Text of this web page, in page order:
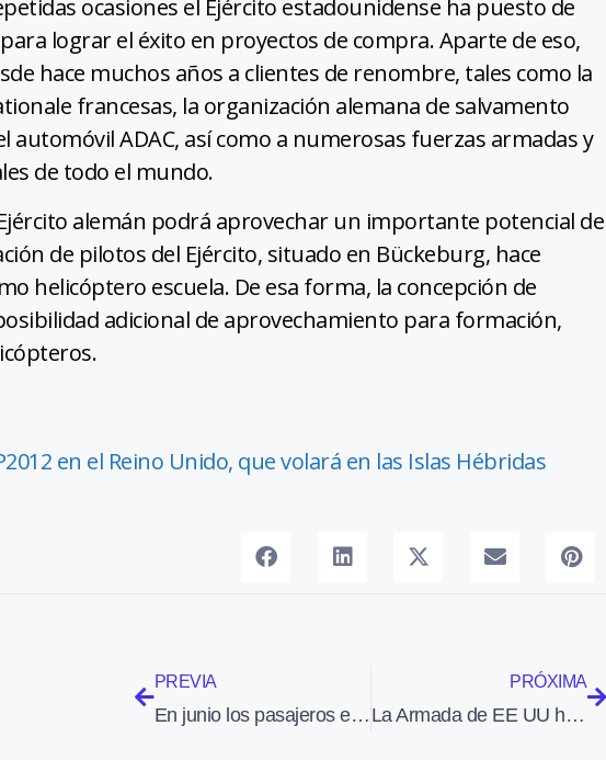
ocasiones el Ejército estadounidense ha puesto de
lograr el éxito en proyectos de compra. Aparte de eso,
hace muchos años a clientes de renombre, tales como la
francesas, la organización alemana de salvamento
automóvil ADAC, así como a numerosas fuerzas armadas y
de todo el mundo.
alemán podrá aprovechar un importante potencial de
de pilotos del Ejército, situado en Bückeburg, hace
helicóptero escuela. De esa forma, la concepción de
adicional de aprovechamiento para formación,
en el Reino Unido, que volará en las Islas Hébridas
PREVIA
En junio los pasajeros en los aeropuertos de Aena descendieron un 3,3%
PRÓXIMA
La Armada de EE UU hace historia al aterrizar un ‘drone’ en un portaaviones